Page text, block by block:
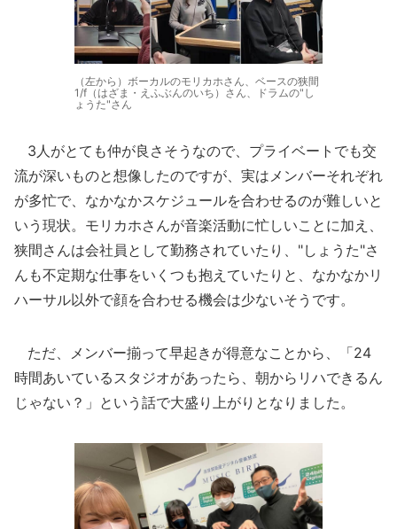
（左から）ボーカルのモリカホさん、ベースの狭間
1/f（はざま・えふぶんのいち）さん、ドラムの"し
ょうた"さん
3人がとても仲が良さそうなので、プライベートでも交
流が深いものと想像したのですが、実はメンバーそれぞれ
が多忙で、なかなかスケジュールを合わせるのが難しいと
いう現状。モリカホさんが音楽活動に忙しいことに加え、
狭間さんは会社員として勤務されていたり、"しょうた"さ
んも不定期な仕事をいくつも抱えていたりと、なかなかリ
ハーサル以外で顔を合わせる機会は少ないそうです。
ただ、メンバー揃って早起きが得意なことから、「24
時間あいているスタジオがあったら、朝からリハできるん
じゃない？」という話で大盛り上がりとなりました。